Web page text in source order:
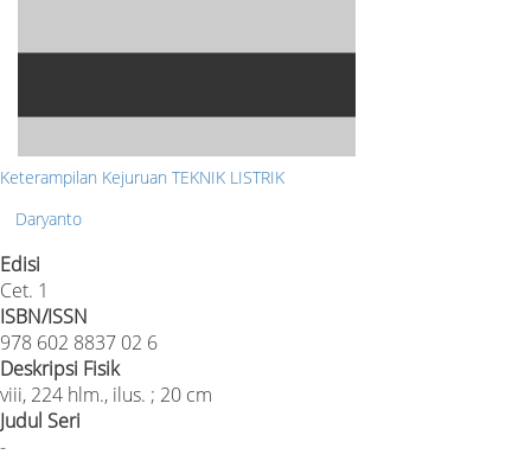
Keterampilan Kejuruan TEKNIK LISTRIK
Daryanto
Edisi
Cet. 1
ISBN/ISSN
978 602 8837 02 6
Deskripsi Fisik
viii, 224 hlm., ilus. ; 20 cm
Judul Seri
-